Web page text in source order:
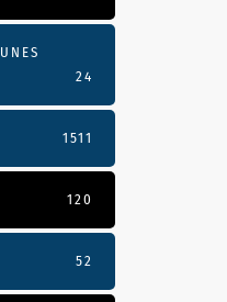
24
1511
120
52